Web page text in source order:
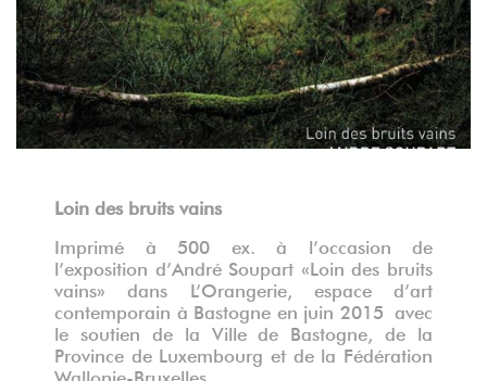
Loin des bruits vains
Imprimé à 500 ex. à l’occasion de
l’exposition d’André Soupart «Loin des bruits
vains» dans L’Orangerie, espace d’art
contemporain à Bastogne en juin 2015 avec
le soutien de la Ville de Bastogne, de la
Province de Luxembourg et de la Fédération
Wallonie-Bruxelles.